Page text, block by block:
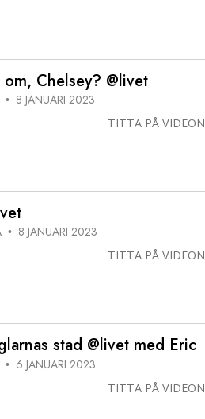
Chelsey? @livet
• 8 JANUARI 2023
TITTA PÅ VIDEON
• 8 JANUARI 2023
TITTA PÅ VIDEON
stad @livet med Eric
• 6 JANUARI 2023
TITTA PÅ VIDEON